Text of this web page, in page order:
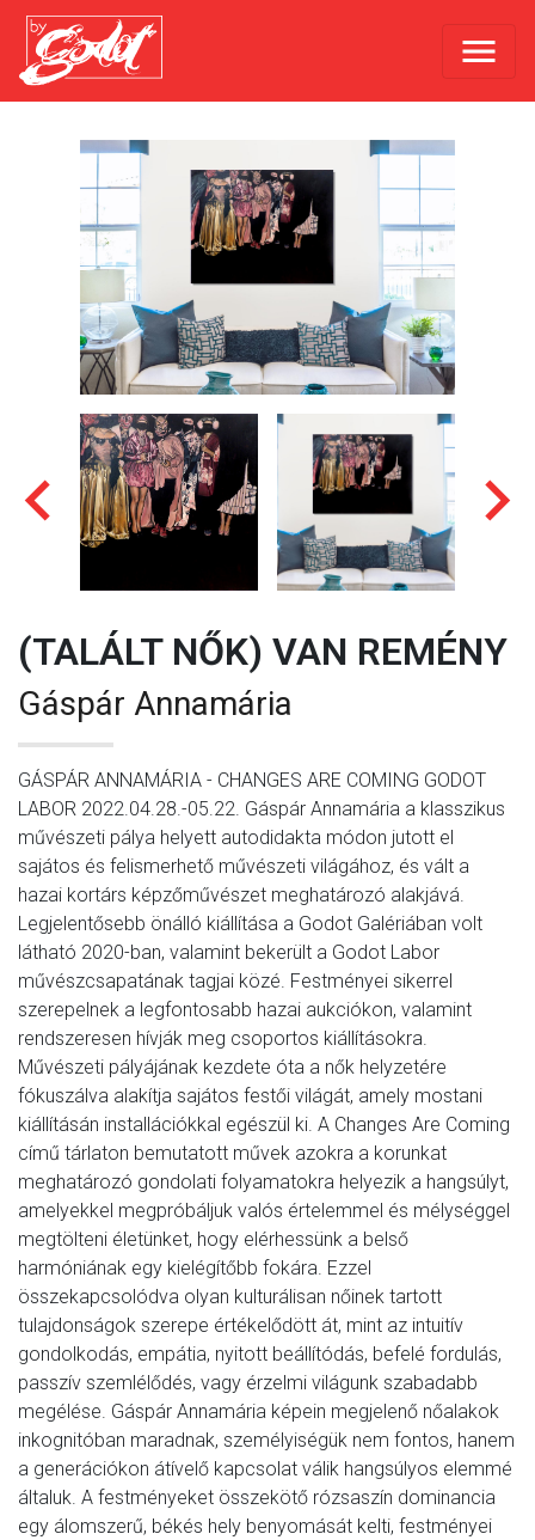
(TALÁLT NŐK) VAN REMÉNY
Gáspár Annamária
GÁSPÁR ANNAMÁRIA - CHANGES ARE COMING GODOT
LABOR 2022.04.28.-05.22. Gáspár Annamária a klasszikus
művészeti pálya helyett autodidakta módon jutott el
sajátos és felismerhető művészeti világához, és vált a
hazai kortárs képzőművészet meghatározó alakjává.
Legjelentősebb önálló kiállítása a Godot Galériában volt
látható 2020-ban, valamint bekerült a Godot Labor
művészcsapatának tagjai közé. Festményei sikerrel
szerepelnek a legfontosabb hazai aukciókon, valamint
rendszeresen hívják meg csoportos kiállításokra.
Művészeti pályájának kezdete óta a nők helyzetére
fókuszálva alakítja sajátos festői világát, amely mostani
kiállításán installációkkal egészül ki. A Changes Are Coming
című tárlaton bemutatott művek azokra a korunkat
meghatározó gondolati folyamatokra helyezik a hangsúlyt,
amelyekkel megpróbáljuk valós értelemmel és mélységgel
megtölteni életünket, hogy elérhessünk a belső
harmóniának egy kielégítőbb fokára. Ezzel
összekapcsolódva olyan kulturálisan nőinek tartott
tulajdonságok szerepe értékelődött át, mint az intuitív
gondolkodás, empátia, nyitott beállítódás, befelé fordulás,
passzív szemlélődés, vagy érzelmi világunk szabadabb
megélése. Gáspár Annamária képein megjelenő nőalakok
inkognitóban maradnak, személyiségük nem fontos, hanem
a generációkon átívelő kapcsolat válik hangsúlyos elemmé
általuk. A festményeket összekötő rózsaszín dominancia
egy álomszerű, békés hely benyomását kelti, festményei